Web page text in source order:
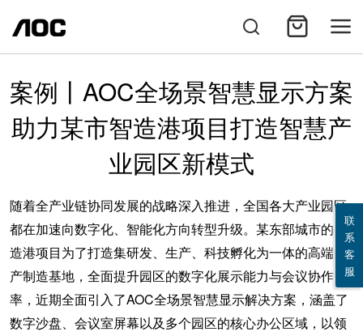
案例丨AOC全场景智慧显示方案
助力某市智造港项目打造智慧产
业园区新模式
随着全产业链协同发展的战略深入推进，全国各大产业园区
都在加速向数字化、智能化方向转型升级。某东部城市的智
造港项目为了打造集研发、生产、科技孵化为一体的高端生
产制造基地，全面提升园区的数字化展示能力与会议协作效
率，近期全面引入了AOC全场景智慧显示解决方案，涵盖了
数字沙盘、会议室屏幕以及多个园区的核心办公区域，以领
联
系
客
服